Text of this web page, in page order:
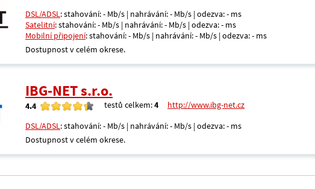
DSL/ADSL: stahování: - Mb/s | nahrávání: - Mb/s | odezva: - ms
Satelitní: stahování: - Mb/s | nahrávání: - Mb/s | odezva: - ms
Mobilní připojení: stahování: - Mb/s | nahrávání: - Mb/s | odezva: - ms
Dostupnost v celém okrese.
IBG-NET s.r.o.
4.4 testů celkem:4
http://www.ibg-net.cz
DSL/ADSL: stahování: - Mb/s | nahrávání: - Mb/s | odezva: - ms
Dostupnost v celém okrese.